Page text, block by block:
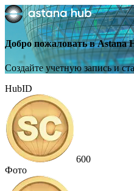
Добро пожаловать в Astana
Создайте учетную запись и
HubID
600
Фото